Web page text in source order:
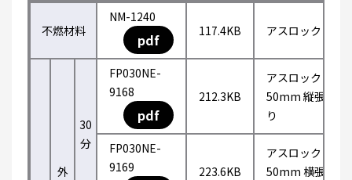
不燃材料
NM-1240
pdf 117.4KB アスロック
外
30
分
FP030NE-
9168
pdf
212.3KB
アスロック
50mm 縦張
り
FP030NE-
9169
223.6KB
アスロック
50mm 横張